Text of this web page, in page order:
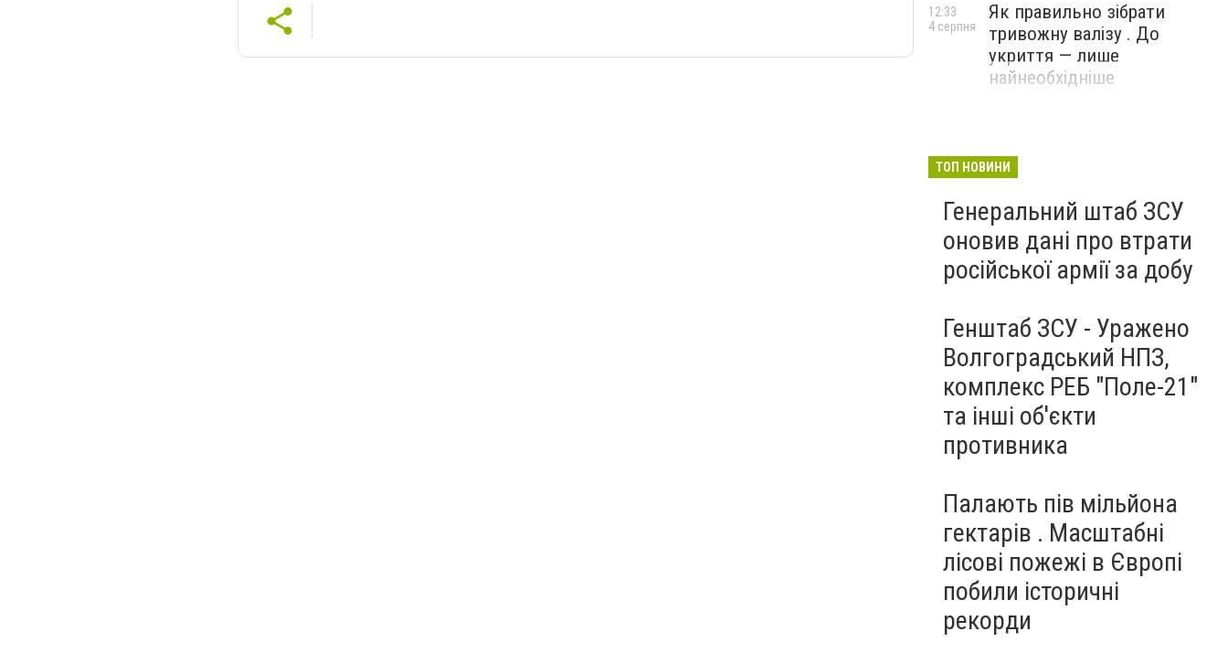
Як правильно зібрати
тривожну валізу . До
укриття — лише
найнеобхідніше
12:33
4 серпня
ТОП НОВИНИ
Генеральний штаб ЗСУ
оновив дані про втрати
російської армії за добу
Генштаб ЗСУ - Уражено
Волгоградський НПЗ,
комплекс РЕБ "Поле-21"
та інші об'єкти
противника
Палають пів мільйона
гектарів . Масштабні
лісові пожежі в Європі
побили історичні
рекорди